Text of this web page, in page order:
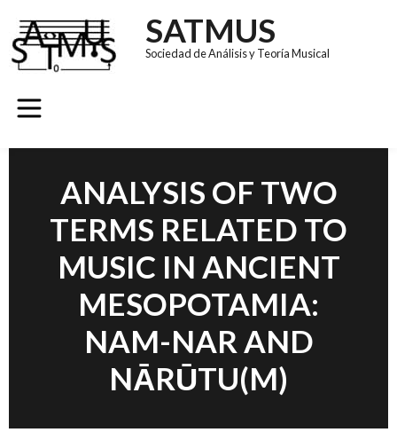
SATMUS
Sociedad de Análisis y Teoría Musical
ANALYSIS OF TWO
TERMS RELATED TO
MUSIC IN ANCIENT
MESOPOTAMIA:
NAM-NAR AND
NĀRŪTU(M)